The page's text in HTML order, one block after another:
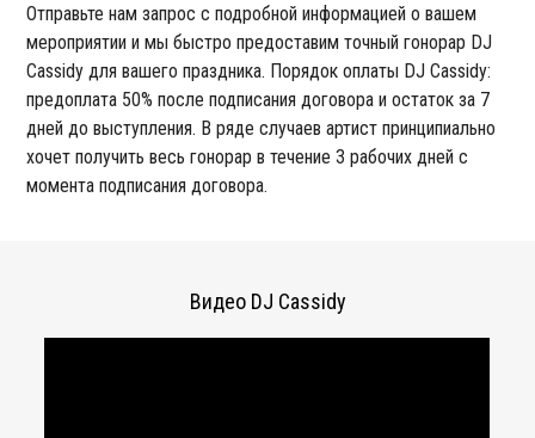
Отправьте нам запрос с подробной информацией о вашем
мероприятии и мы быстро предоставим точный гонорар DJ
Cassidy для вашего праздника. Порядок оплаты DJ Cassidy:
предоплата 50% после подписания договора и остаток за 7
дней до выступления. В ряде случаев артист принципиально
хочет получить весь гонорар в течение 3 рабочих дней с
момента подписания договора.
Видео DJ Cassidy